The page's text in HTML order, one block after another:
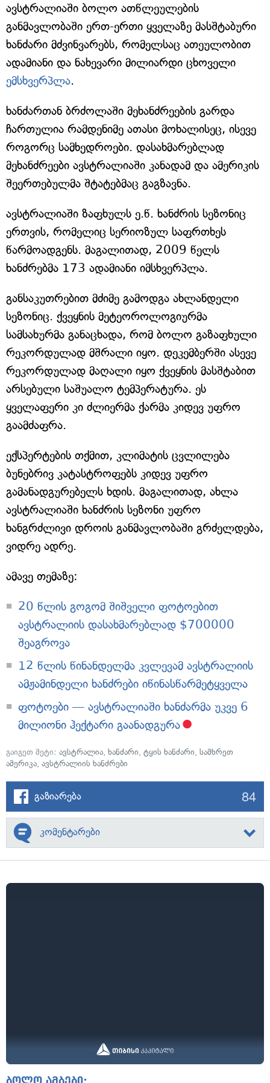
ავსტრალიაში ბოლო ათწლეულების
განმავლობაში ერთ-ერთი ყველაზე მასშტაბური
ხანძარი მძვინვარებს, რომელსაც ათეულობით
ადამიანი და ნახევარი მილიარდი ცხოველი
ემსხვერპლა.
ხანძართან ბრძოლაში მეხანძრეების გარდა
ჩართულია რამდენიმე ათასი მოხალისეც, ისევე
როგორც სამხედროები. დასახმარებლად
მეხანძრეები ავსტრალიაში კანადამ და ამერიკის
შეერთებულმა შტატებმაც გაგზავნა.
ავსტრალიაში ზაფხულს ე.წ. ხანძრის სეზონიც
ერთვის, რომელიც სერიოზულ საფრთხეს
წარმოადგენს. მაგალითად, 2009 წელს
ხანძრებმა 173 ადამიანი იმსხვერპლა.
განსაკუთრებით მძიმე გამოდგა ახლანდელი
სეზონიც. ქვეყნის მეტეოროლოგიურმა
სამსახურმა განაცხადა, რომ ბოლო გაზაფხული
რეკორდულად მშრალი იყო. დეკემბერში ასევე
რეკორდულად მაღალი იყო ქვეყნის მასშტაბით
არსებული საშუალო ტემპერატურა. ეს
ყველაფერი კი ძლიერმა ქარმა კიდევ უფრო
გაამძაფრა.
ექსპერტების თქმით, კლიმატის ცვლილება
ბუნებრივ კატასტროფებს კიდევ უფრო
გამანადგურებელს ხდის. მაგალითად, ახლა
ავსტრალიაში ხანძრის სეზონი უფრო
ხანგრძლივი დროის განმავლობაში გრძელდება,
ვიდრე ადრე.
ამავე თემაზე:
20 წლის გოგომ შიშველი ფოტოებით
ავსტრალიის დასახმარებლად $700000
შეაგროვა
12 წლის წინანდელმა კვლევამ ავსტრალიის
ამჟამინდელი ხანძრები იწინასწარმეტყველა
ფოტოები — ავსტრალიაში ხანძარმა უკვე 6
მილიონი ჰექტარი გაანადგურა
გაიგეთ მეტი: ავსტრალია, ხანძარი, ტყის ხანძარი, სამხრეთ
ამერიკა, ავსტრალიის ხანძრები
გაზიარება 84
კომენტარები